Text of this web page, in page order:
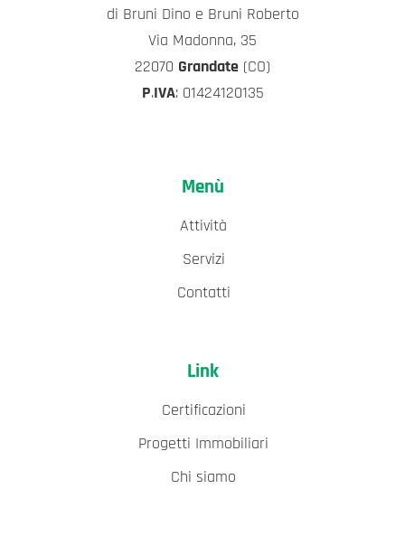
di Bruni Dino e Bruni Roberto
Via Madonna, 35
22070 Grandate (CO)
P.IVA: 01424120135
Menù
Attività
Servizi
Contatti
Link
Certificazioni
Progetti Immobiliari
Chi siamo